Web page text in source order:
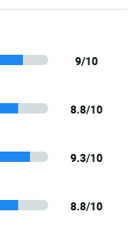
9/10
8.8/10
9.3/10
8.8/10